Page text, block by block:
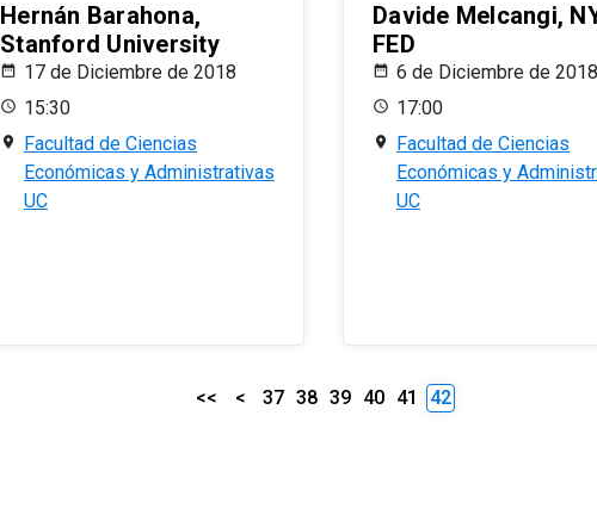
Hernán Barahona,
Stanford University
17 de Diciembre de 2018
15:30
Facultad de Ciencias
Económicas y Administrativas
UC
Davide Melcangi,
FED
6 de Diciembre de 2018
17:00
Facultad de Ciencias
Económicas y
UC
<< < 37 38 39 40 41 42